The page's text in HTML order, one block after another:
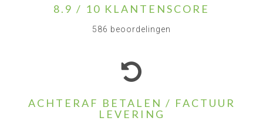
8.9 / 10 KLANTENSCORE
586 beoordelingen
ACHTERAF BETALEN / FACTUUR
LEVERING